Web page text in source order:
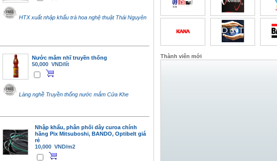
HTX xuất nhập khẩu trà hoa nghệ thuật Thái Nguyên
Nước mắm nhĩ truyền thống
50,000 VND/lít
Làng nghề Truyền thống nước mắm Cửa Khe
Nhập khẩu, phân phối dây curoa chính
hãng Pix Mitsuboshi, BANDO, Optibelt giá
rẻ
10,000 VND/m2
Thành viên mới